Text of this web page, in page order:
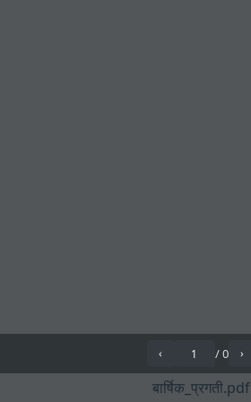
‹ /0 ›
बार्षिक_प्रगती.pdf